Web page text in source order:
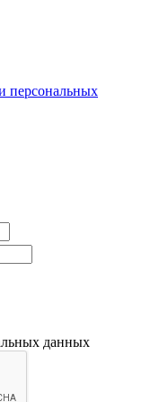
персональных
данных